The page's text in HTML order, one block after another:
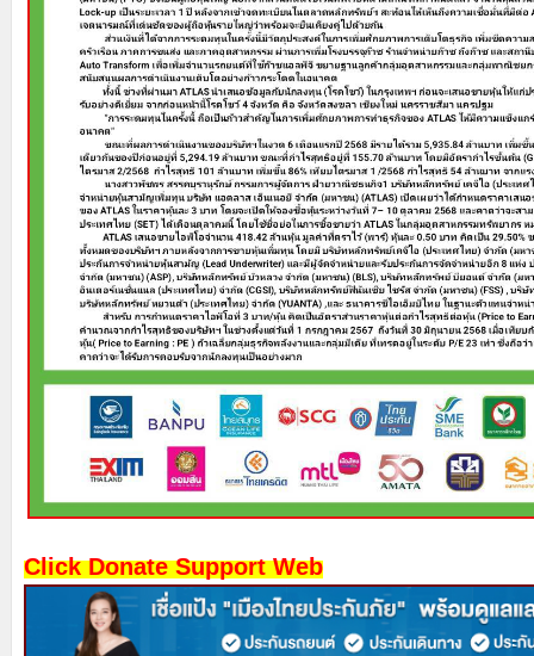
Click Donate Support Web